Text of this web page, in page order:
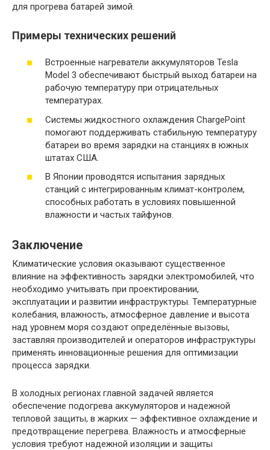
для прогрева батарей зимой.
Примеры технических решений
Встроенные нагреватели аккумуляторов Tesla
Model 3 обеспечивают быстрый выход батареи на
рабочую температуру при отрицательных
температурах.
Системы жидкостного охлаждения ChargePoint
помогают поддерживать стабильную температуру
батареи во время зарядки на станциях в южных
штатах США.
В Японии проводятся испытания зарядных
станций с интегрированным климат-контролем,
способных работать в условиях повышенной
влажности и частых тайфунов.
Заключение
Климатические условия оказывают существенное
влияние на эффективность зарядки электромобилей, что
необходимо учитывать при проектировании,
эксплуатации и развитии инфраструктуры. Температурные
колебания, влажность, атмосферное давление и высота
над уровнем моря создают определённые вызовы,
заставляя производителей и операторов инфраструктуры
применять инновационные решения для оптимизации
процесса зарядки.
В холодных регионах главной задачей является
обеспечение подогрева аккумуляторов и надежной
тепловой защиты, в жарких — эффективное охлаждение и
предотвращение перегрева. Влажность и атмосферные
условия требуют надежной изоляции и защиты